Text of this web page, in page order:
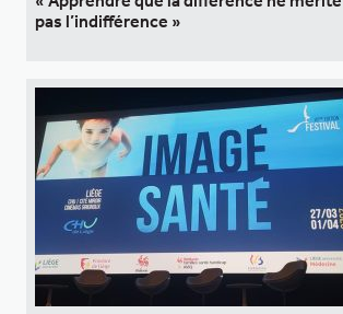
pas l’indifférence »